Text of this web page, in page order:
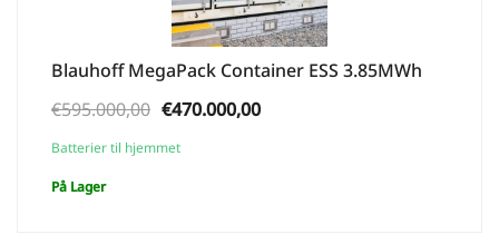
Blauhoff MegaPack Container ESS 3.85MWh
€595.000,00 Den
€470.000,00Den
Batterier til hjemmet
På Lager